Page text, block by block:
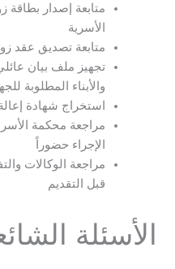
متابعة إصدار
الأسرية
متابعة تصديق عقد
تجهيز ملف بيان
والأبناء المطلوبة
استخراج شهادة إعالة
مراجعة محكمة
الإجراء حضوراً
مراجعة الوكالات
قبل التقديم
الأسئلة